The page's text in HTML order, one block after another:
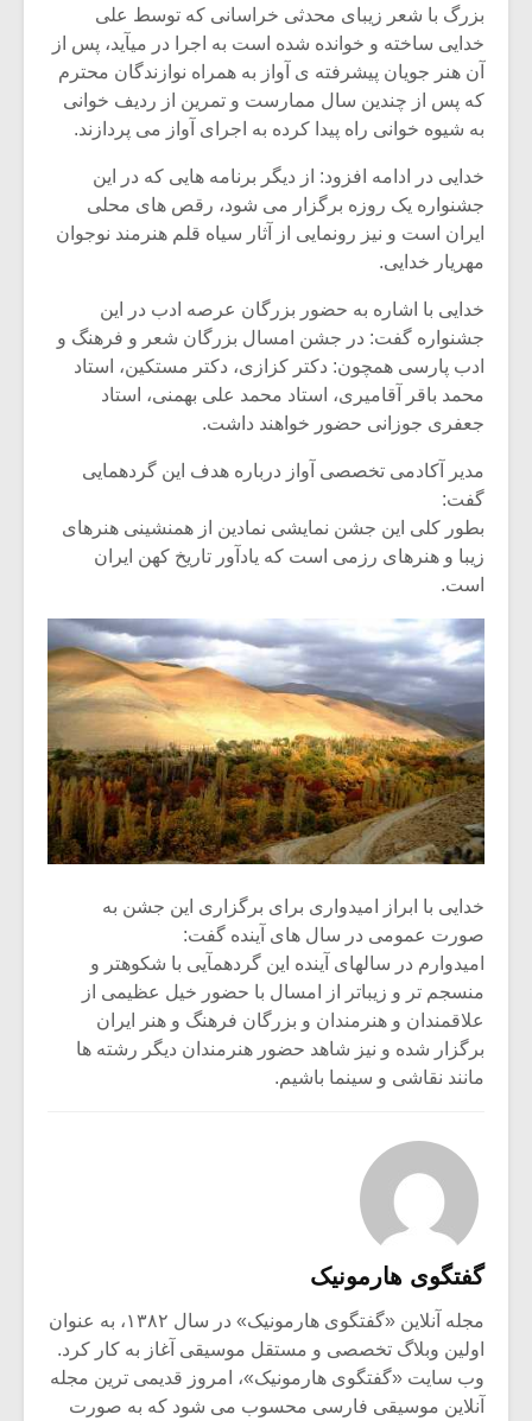
بزرگ با شعر زیبای محدثی خراسانی که توسط علی
خدایی ساخته و خوانده شده است به اجرا در میآید، پس از
آن هنر جویان پیشرفته ی آواز به همراه نوازندگان محترم
که پس از چندین سال ممارست و تمرین از ردیف خوانی
به شیوه خوانی راه پیدا کرده به اجرای آواز می پردازند.
خدایی در ادامه افزود: از دیگر برنامه هایی که در این
جشنواره یک روزه برگزار می شود، رقص های محلی
ایران است و نیز رونمایی از آثار سیاه قلم هنرمند نوجوان
مهریار خدایی.
خدایی با اشاره به حضور بزرگان عرصه ادب در این
جشنواره گفت: در جشن امسال بزرگان شعر و فرهنگ و
ادب پارسی همچون: دکتر کزازی، دکتر مستکین، استاد
محمد باقر آقامیری، استاد محمد علی بهمنی، استاد
جعفری جوزانی حضور خواهند داشت.
مدیر آکادمی تخصصی آواز درباره هدف این گردهمایی
گفت:
بطور کلی این جشن نمایشی نمادین از همنشینی هنرهای
زیبا و هنرهای رزمی است که یادآور تاریخ کهن ایران
است.
خدایی با ابراز امیدواری برای برگزاری این جشن به
صورت عمومی در سال های آینده گفت:
امیدوارم در سالهای آینده این گردهمآیی با شکوهتر و
منسجم تر و زیباتر از امسال با حضور خیل عظیمی از
علاقمندان و هنرمندان و بزرگان فرهنگ و هنر ایران
برگزار شده و نیز شاهد حضور هنرمندان دیگر رشته ها
مانند نقاشی و سینما باشیم.
گفتگوی هارمونیک
مجله آنلاین «گفتگوی هارمونیک» در سال ۱۳۸۲، به عنوان
اولین وبلاگ تخصصی و مستقل موسیقی آغاز به کار کرد.
وب سایت «گفتگوی هارمونیک»، امروز قدیمی ترین مجله
آنلاین موسیقی فارسی محسوب می شود که به صورت
میکلوش روژا
یادداشتی بر موسیقی
متن فیلم «متری
شیش و نیم»
اگر نمی توانی
مشهورترین باشی،
بدنام ترین باش
موسیقی